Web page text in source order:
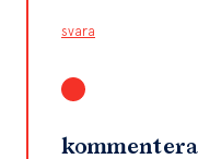
svara
kommentera